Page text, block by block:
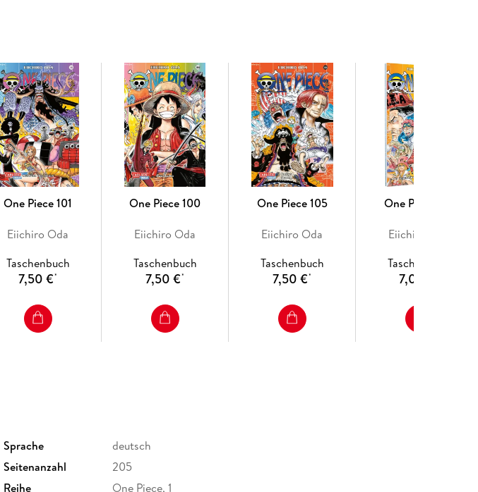
dynamische Action und ein packendes Abenteuer: Der Beginn von One Piece
One Piece 101
Eiichiro Oda
Taschenbuch
7,50 €*
One Piece 100
Eiichiro Oda
Taschenbuch
7,50 €*
One Piece 105
Eiichiro Oda
Taschenbuch
7,50 €*
One Piece 107
Eiichiro Oda
Taschenbuch
7,00 €
Sprache
deutsch
Seitenanzahl
205
Reihe
One Piece, 1